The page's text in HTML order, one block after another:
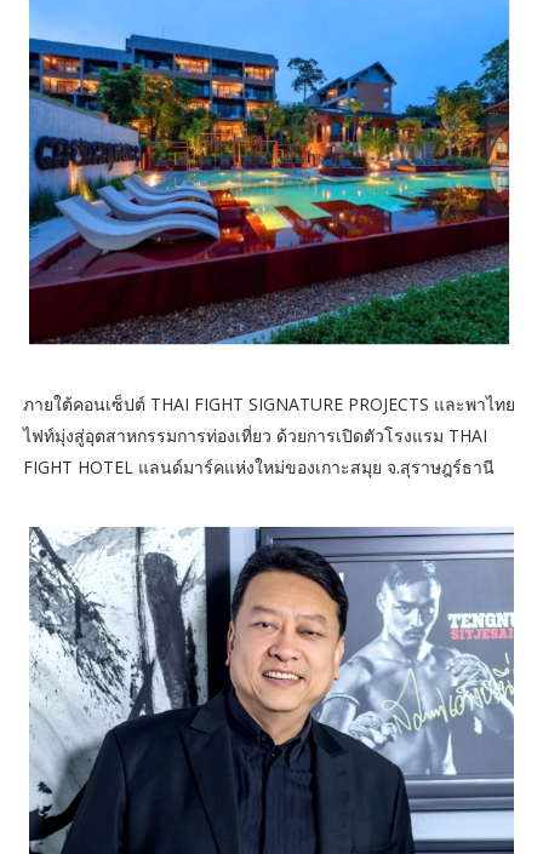
ภายใต้คอนเซ็ปต์ THAI FIGHT SIGNATURE PROJECTS และพาไทย
ไฟท์มุ่งสู่อุตสาหกรรมการท่องเที่ยว ด้วยการเปิดตัวโรงแรม THAI
FIGHT HOTEL แลนด์มาร์คแห่งใหม่ของเกาะสมุย จ.สุราษฎร์ธานี